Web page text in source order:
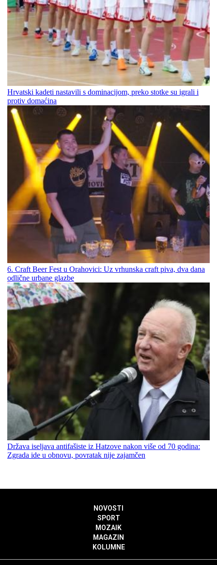
Hrvatski kadeti nastavili s dominacijom, preko stotke su igrali i
protiv domaćina
6. Craft Beer Fest u Orahovici: Uz vrhunska craft piva, dva dana
odlične urbane glazbe
Država iseljava antifašiste iz Hatzove nakon više od 70 godina:
Zgrada ide u obnovu, povratak nije zajamčen
NOVOSTI
SPORT
MOZAIK
MAGAZIN
KOLUMNE